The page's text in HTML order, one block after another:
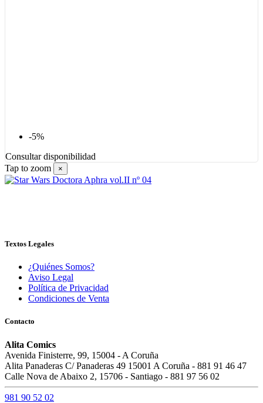
-5%
Consultar disponibilidad
Tap to zoom
×
Textos Legales
¿Quiénes Somos?
Aviso Legal
Política de Privacidad
Condiciones de Venta
Contacto
Alita Comics
Avenida Finisterre, 99, 15004 - A Coruña
Alita Panaderas C/ Panaderas 49 15001 A Coruña - 881 91 46 47
Calle Nova de Abaixo 2, 15706 - Santiago - 881 97 56 02
981 90 52 02